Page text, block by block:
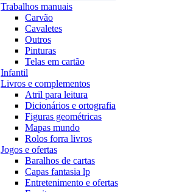
Trabalhos manuais
Carvão
Cavaletes
Outros
Pinturas
Telas em cartão
Infantil
Livros e complementos
Atril para leitura
Dicionários e ortografia
Figuras geométricas
Mapas mundo
Rolos forra livros
Jogos e ofertas
Baralhos de cartas
Capas fantasia lp
Entretenimento e ofertas